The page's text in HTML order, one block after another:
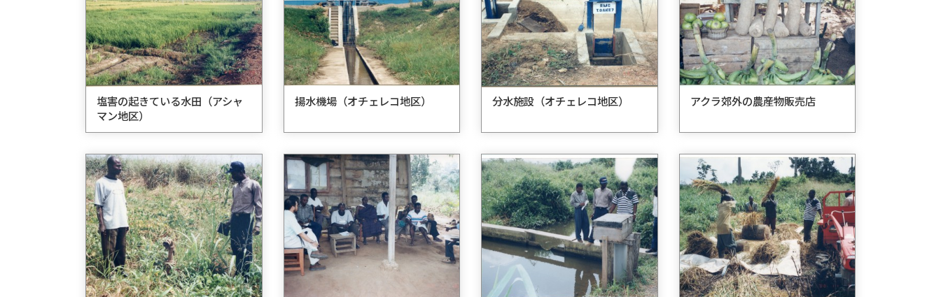
塩害の起きている水田（アシャ
マン地区）
揚水機場（オチェレコ地区） 分水施設（オチェレコ地区） アクラ郊外の農産物販売店